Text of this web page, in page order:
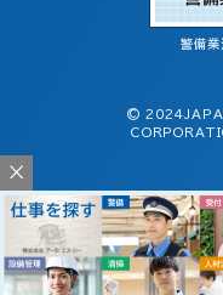
×
警備業
©